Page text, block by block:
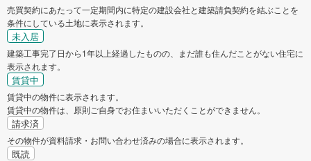
売買契約にあたって一定期間内に特定の建設会社と建築請負契約を結ぶことを
条件にしている土地に表示されます。
未入居
建築工事完了日から1年以上経過したものの、まだ誰も住んだことがない住宅に
表示されます。
賃貸中
賃貸中の物件に表示されます。
賃貸中の物件は、原則ご自身でお住まいいただくことができません。
請求済
その物件が資料請求・お問い合わせ済みの場合に表示されます。
既読